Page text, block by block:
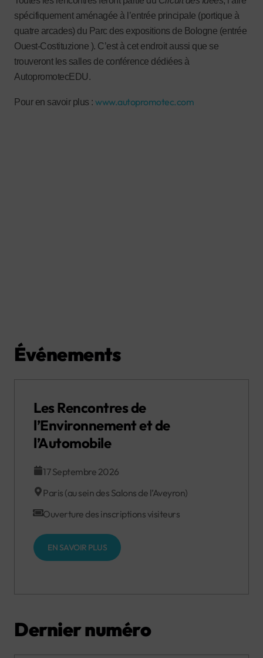
spécifiquement aménagée à l’entrée principale (portique à
quatre arcades) du Parc des expositions de Bologne (entrée
Ouest-Costituzione ). C’est à cet endroit aussi que se
trouveront les salles de conférence dédiées à
AutopromotecEDU.
Pour en savoir plus : www.autopromotec.com
Événements
Les Rencontres de
l’Environnement et de
l’Automobile
17 Septembre 2026
Paris (au sein des Salons de l’Aveyron)
Ouverture des inscriptions visiteurs
EN SAVOIR PLUS
Dernier numéro